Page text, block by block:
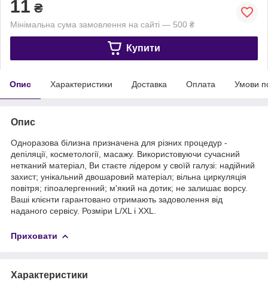
11 ₴
Мінімальна сума замовлення на сайті — 500 ₴
Купити
Опис Характеристики Доставка Оплата Умови
Опис
Одноразова білизна призначена для різних процедур -
депіляції, косметології, масажу. Використовуючи сучасний
нетканий матеріал, Ви стаєте лідером у своїй галузі: надійний
захист; унікальний двошаровий матеріал; вільна циркуляція
повітря; гіпоалергенний; м'який на дотик; не залишає ворсу.
Ваші клієнти гарантовано отримають задоволення від
наданого сервісу. Розміри L/XL і XXL.
Приховати
Характеристики